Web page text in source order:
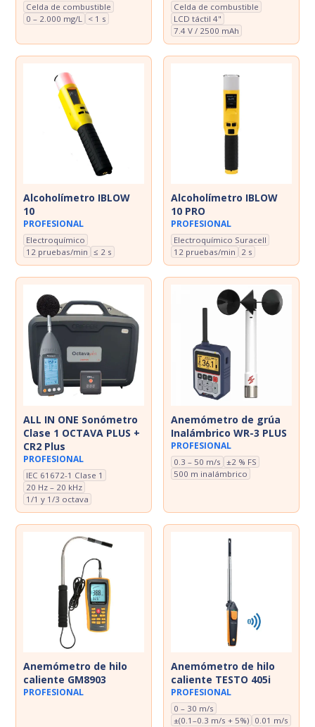
Celda de combustible
0 – 2.000 mg/L
< 1 s
Celda de combustible
LCD táctil 4"
7.4 V / 2500 mAh
Alcoholímetro IBLOW
10
PROFESIONAL
Electroquímico
12 pruebas/min
≤ 2 s
Alcoholímetro IBLOW
10 PRO
PROFESIONAL
Electroquímico Suracell
12 pruebas/min
2 s
ALL IN ONE Sonómetro
Clase 1 OCTAVA PLUS +
CR2 Plus
PROFESIONAL
IEC 61672-1 Clase 1
20 Hz – 20 kHz
1/1 y 1/3 octava
Anemómetro de grúa
Inalámbrico WR-3 PLUS
PROFESIONAL
0.3 – 50 m/s ±2 % FS
500 m inalámbrico
Anemómetro de hilo
caliente GM8903
PROFESIONAL
Anemómetro de hilo
caliente TESTO 405i
PROFESIONAL
0 – 30 m/s
±(0.1–0.3 m/s + 5%) 0.01 m/s